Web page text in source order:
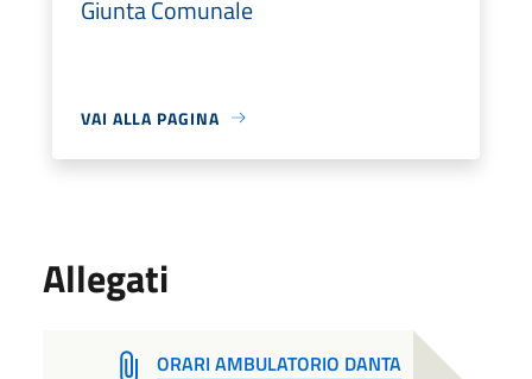
Giunta Comunale
VAI ALLA PAGINA
Allegati
ORARI AMBULATORIO DANTA